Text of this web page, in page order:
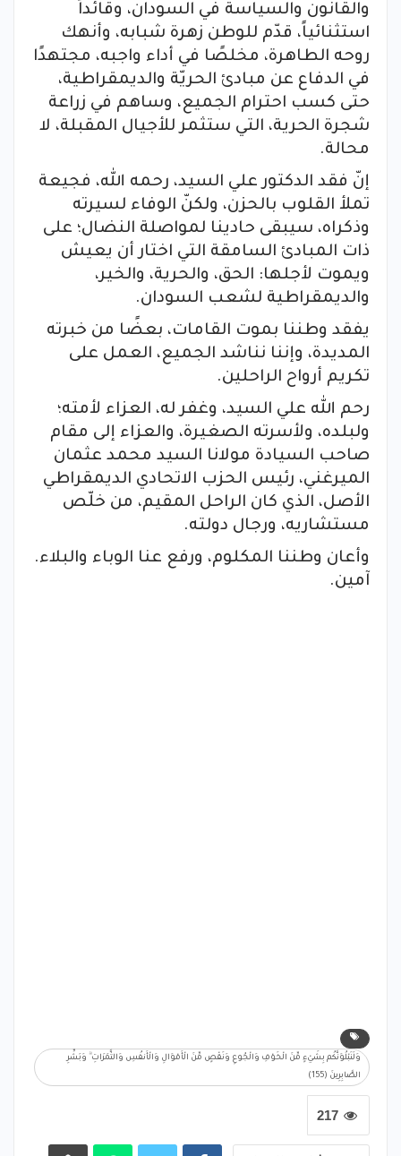
والقانون والسياسة في السودان، وقائداً
استثنائياً، قدّم للوطن زهرة شبابه، وأنهك
روحه الطاهرة، مخلصًا في أداء واجبه، مجتهدًا
في الدفاع عن مبادئ الحريّة والديمقراطية،
حتى كسب احترام الجميع، وساهم في زراعة
شجرة الحرية، التي ستثمر للأجيال المقبلة، لا
محالة.
إنّ فقد الدكتور علي السيد، رحمه الله، فجيعة
تملأ القلوب بالحزن، ولكنّ الوفاء لسيرته
وذكراه، سيبقى حادينا لمواصلة النضال؛ على
ذات المبادئ السامقة التي اختار أن يعيش
ويموت لأجلها: الحق، والحرية، والخير،
والديمقراطية لشعب السودان.
يفقد وطننا بموت القامات، بعضًا من خبرته
المديدة، وإننا نناشد الجميع، العمل على
تكريم أرواح الراحلين.
رحم الله علي السيد، وغفر له، العزاء لأمته؛
ولبلده، ولأسرته الصغيرة، والعزاء إلى مقام
صاحب السيادة مولانا السيد محمد عثمان
الميرغني، رئيس الحزب الاتحادي الديمقراطي
الأصل، الذي كان الراحل المقيم، من خلّص
مستشاريه، ورجال دولته.
وأعان وطننا المكلوم، ورفع عنا الوباء والبلاء.
آمين.
وَلَنَبْلُوَنَّكُم بِشَيْءٍ مِّنَ الْخَوْفِ وَالْجُوعِ وَنَقْصٍ مِّنَ الْأَمْوَالِ وَالْأَنفُسِ وَالثَّمَرَاتِ ۗ وَبَشِّرِ
الصَّابِرِينَ (155)
217